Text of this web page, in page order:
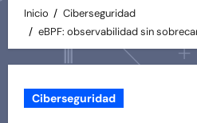
Inicio
Ciberseguridad
eBPF: observabilidad sin
Ciberseguridad